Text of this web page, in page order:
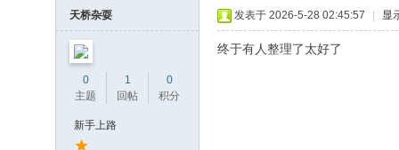
天桥杂耍
0
主题
1
回帖
0
积分
新手上路
发表于 2026-5-28 02:45:57 显
终于有人整理了太好了